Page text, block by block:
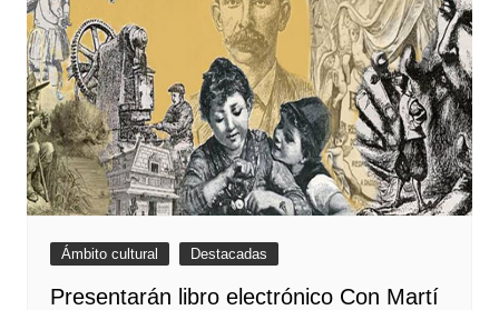
Ámbito cultural Destacadas
Presentarán libro electrónico Con Martí